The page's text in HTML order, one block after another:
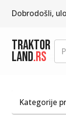
Dobrodošli,
Traktor
Land.rs
Kategorije